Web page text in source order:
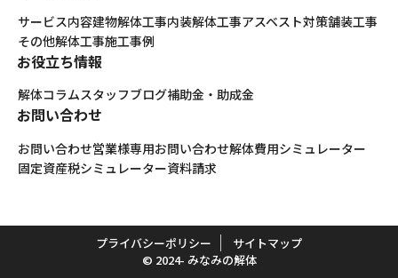
サービス内容建物解体工事内装解体工事アスベスト対策舗装工事
その他解体工事施工事例
お役立ち情報
解体コラムスタッフブログ補助金・助成金
お問い合わせ
お問い合わせ営業様専用お問い合わせ解体費用シミュレーター
固定資産税シミュレーター資料請求
プライバシーポリシー
サイトマップ
© 2024- みなみの解体